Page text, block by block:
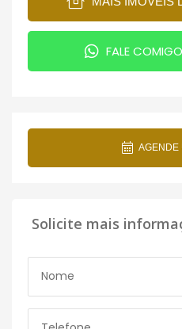
FALE
AGENDE
Solicite mais